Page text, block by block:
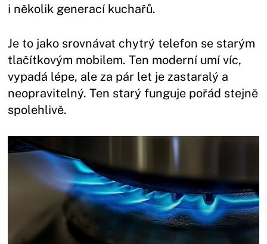
i několik generací kuchařů.
Je to jako srovnávat chytrý telefon se starým
tlačítkovým mobilem. Ten moderní umí víc,
vypadá lépe, ale za pár let je zastaralý a
neopravitelný. Ten starý funguje pořád stejně
spolehlivě.